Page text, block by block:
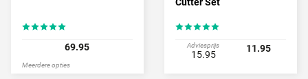
69.95
Meerdere opties
Adviesprijs
15.95
11.95